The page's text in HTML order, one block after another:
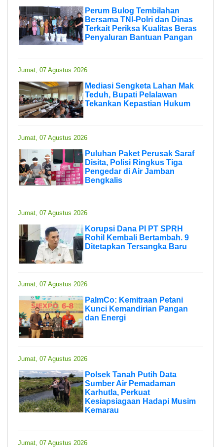
Perum Bulog Tembilahan
Bersama TNI-Polri dan Dinas
Terkait Periksa Kualitas Beras
Penyaluran Bantuan Pangan
Jumat, 07 Agustus 2026
Mediasi Sengketa Lahan Mak
Teduh, Bupati Pelalawan
Tekankan Kepastian Hukum
Jumat, 07 Agustus 2026
Puluhan Paket Perusak Saraf
Disita, Polisi Ringkus Tiga
Pengedar di Air Jamban
Bengkalis
Jumat, 07 Agustus 2026
Korupsi Dana PI PT SPRH
Rohil Kembali Bertambah. 9
Ditetapkan Tersangka Baru
Jumat, 07 Agustus 2026
PalmCo: Kemitraan Petani
Kunci Kemandirian Pangan
dan Energi
Jumat, 07 Agustus 2026
Polsek Tanah Putih Data
Sumber Air Pemadaman
Karhutla, Perkuat
Kesiapsiagaan Hadapi Musim
Kemarau
Jumat, 07 Agustus 2026